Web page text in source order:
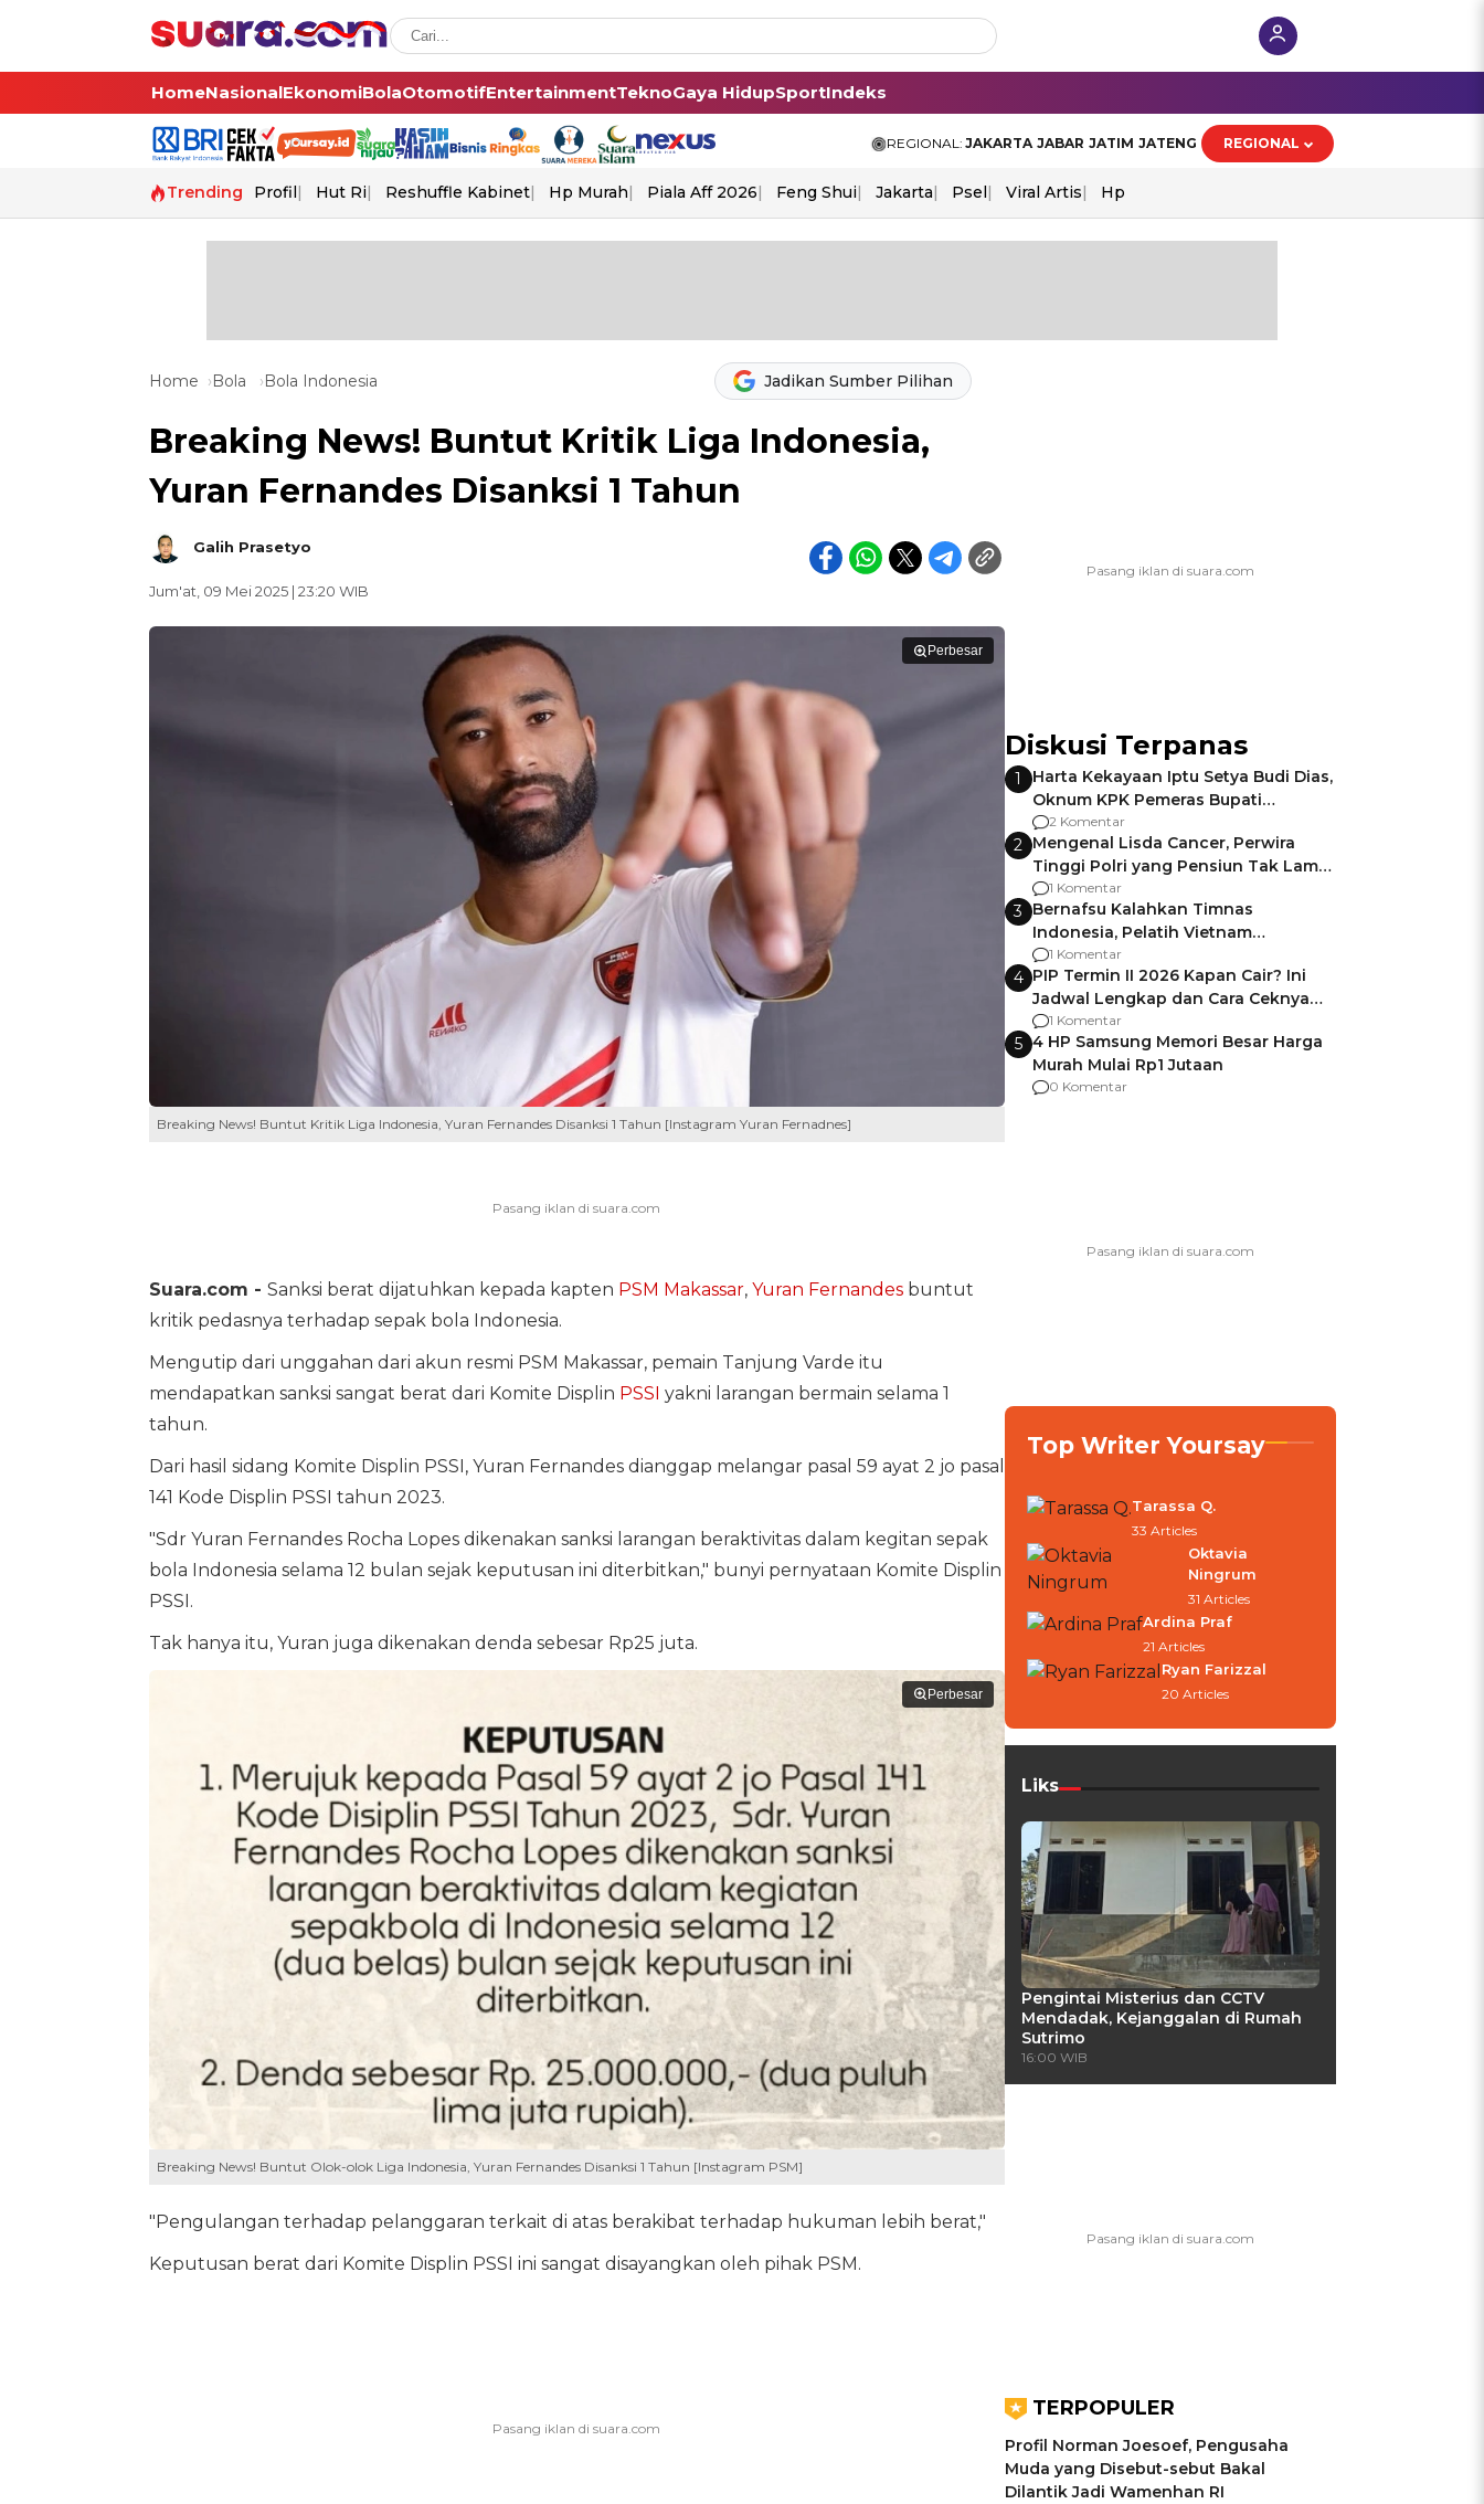
HomeNasionalEkonomiBolaOtomotifEntertainmentTeknoGaya HidupSportIndeks
REGIONAL: JAKARTA JABAR JATIM JATENG REGIONAL
Trending Profil Hut Ri Reshuffle Kabinet Hp Murah Piala Aff 2026 Feng Shui Jakarta Psel Viral Artis Hp
Home Bola Bola Indonesia Jadikan Sumber Pilihan
Breaking News! Buntut Kritik Liga Indonesia,
Yuran Fernandes Disanksi 1 Tahun
Galih Prasetyo
Jum'at, 09 Mei 2025 | 23:20 WIB
Perbesar
Breaking News! Buntut Kritik Liga Indonesia, Yuran Fernandes Disanksi 1 Tahun [Instagram Yuran Fernadnes]
Suara.com - Sanksi berat dijatuhkan kepada kapten PSM Makassar, Yuran Fernandesbuntut
kritik pedasnya terhadap sepak bola Indonesia.
Mengutip dari unggahan dari akun resmi PSM Makassar, pemain Tanjung Varde itu
mendapatkan sanksi sangat berat dari Komite Displin PSSI yakni larangan bermain selama 1
tahun.
Dari hasil sidang Komite Displin PSSI, Yuran Fernandes dianggap melangar pasal 59 ayat 2 jo pasal
141 Kode Displin PSSI tahun 2023.
"Sdr Yuran Fernandes Rocha Lopes dikenakan sanksi larangan beraktivitas dalam kegitan sepak
bola Indonesia selama 12 bulan sejak keputusan ini diterbitkan," bunyi pernyataan Komite Displin
PSSI.
Tak hanya itu, Yuran juga dikenakan denda sebesar Rp25 juta.
Perbesar
Breaking News! Buntut Olok-olok Liga Indonesia, Yuran Fernandes Disanksi 1 Tahun [Instagram PSM]
"Pengulangan terhadap pelanggaran terkait di atas berakibat terhadap hukuman lebih berat,"
Keputusan berat dari Komite Displin PSSI ini sangat disayangkan oleh pihak PSM.
Diskusi Terpanas
1
Harta Kekayaan Iptu Setya Budi Dias,
Oknum KPK Pemeras Bupati
Pemalang
2 Komentar
2 Mengenal Lisda Cancer, Perwira
Tinggi Polri yang Pensiun Tak Lama
Usai Jadi Brigjen
1 Komentar
3 Bernafsu Kalahkan Timnas
Indonesia, Pelatih Vietnam
Berencana Pakai Jimat di Pakansari
1 Komentar
4 PIP Termin II 2026 Kapan Cair? Ini
Jadwal Lengkap dan Cara Ceknya
agar Dana Tidak Hangus!
1 Komentar
5 4 HP Samsung Memori Besar Harga
Murah Mulai Rp1 Jutaan
0 Komentar
Top Writer Yoursay
Tarassa Q.
33 Articles
Oktavia
Ningrum
31 Articles
Ardina Praf
21 Articles
Ryan Farizzal
20 Articles
Liks
Pengintai Misterius dan CCTV
Mendadak, Kejanggalan di Rumah
Sutrimo
16:00 WIB
TERPOPULER
Profil Norman Joesoef, Pengusaha
Muda yang Disebut-sebut Bakal
Dilantik Jadi Wamenhan RI